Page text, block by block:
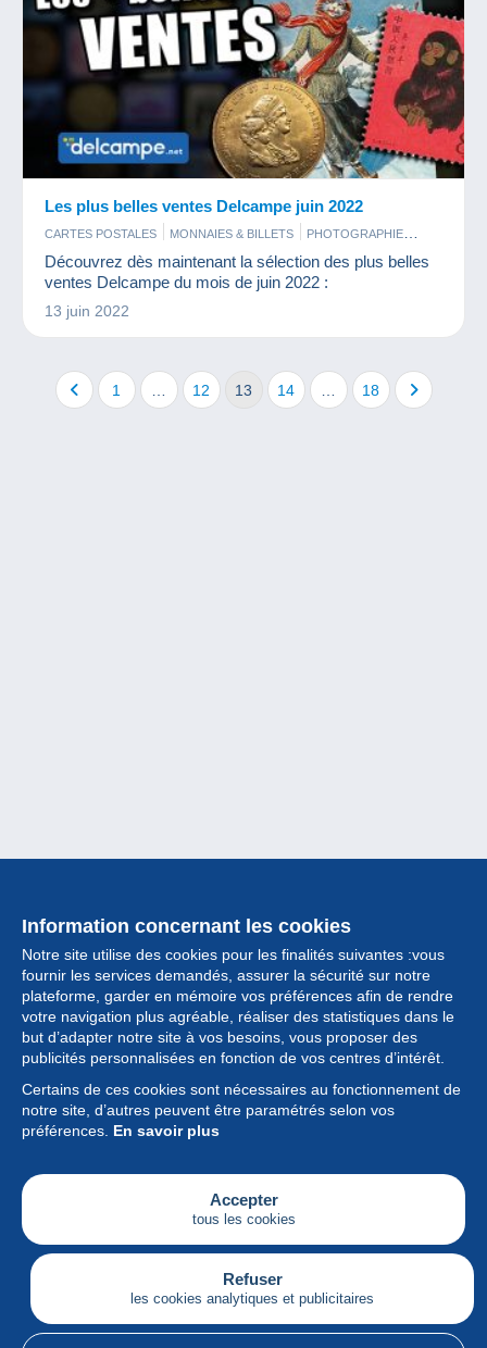
Les plus belles ventes Delcampe juin 2022
CARTES POSTALES MONNAIES & BILLETS
PHOTOGRAPHIE
TIMBRES
Découvrez dès maintenant la sélection des plus belles
ventes Delcampe du mois de juin 2022 :
13 juin 2022
1 12 13 14 18
Information concernant les cookies
Notre site utilise des cookies pour les finalités suivantes :vous
fournir les services demandés, assurer la sécurité sur notre
plateforme, garder en mémoire vos préférences afin de rendre
votre navigation plus agréable, réaliser des statistiques dans le
but d’adapter notre site à vos besoins, vous proposer des
publicités personnalisées en fonction de vos centres d’intérêt.
Certains de ces cookies sont nécessaires au fonctionnement de
notre site, d’autres peuvent être paramétrés selon vos
préférences. En savoir plus
Accepter
tous les cookies
Refuser
les cookies analytiques et publicitaires
Collection
Actualités
Fonctionnalités
Société
Services
Articles
Français